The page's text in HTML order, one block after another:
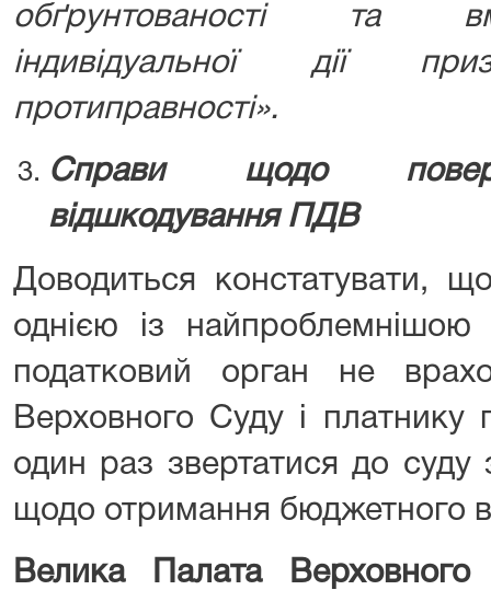
обґрунтованості та
індивідуальної дії
протиправності».
Справи щодо
відшкодування ПДВ
Доводиться констатувати,
однією із
податковий орган не
Верховного Суду і платнику
один раз звертатися до суду
щодо отримання бюджетного
Велика Палата